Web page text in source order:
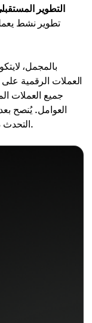
التطوير
تطوير نشط
بالمجمل،
العملات الرقمية
جميع العملات
العوامل. يُنصح
التحدث دائمًا إلى مستشار مالي قبل اتخاذ أي قرارات.